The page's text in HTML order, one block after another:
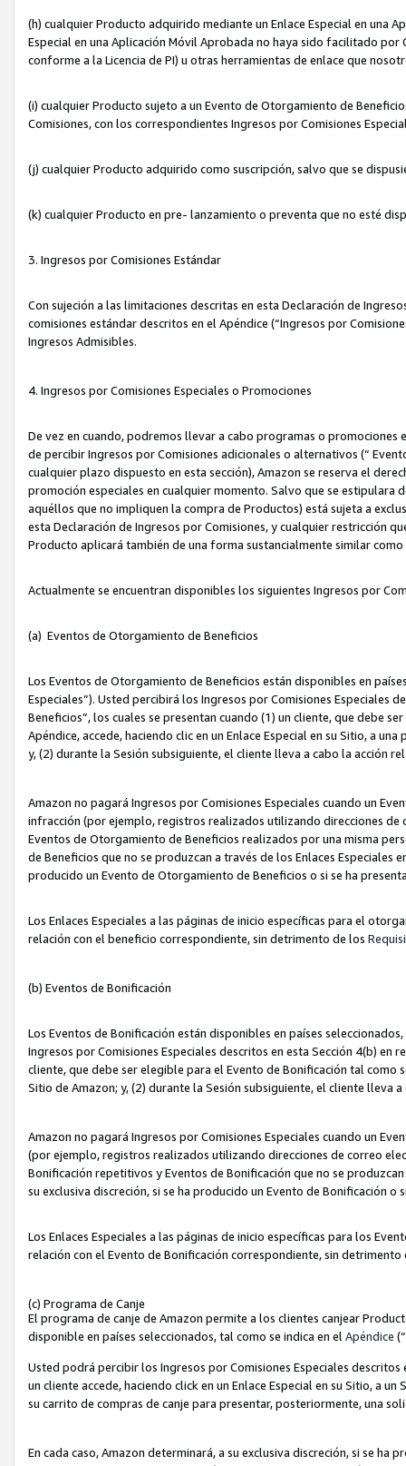
(h) cualquier Producto adquirido mediante un Enlace Especial en una
Especial en una Aplicación Móvil Aprobada no haya sido facilitado
conforme a la Licencia de PI) u otras herramientas de enlace que
(i) cualquier Producto sujeto a un Evento de Otorgamiento de
Comisiones, con los correspondientes Ingresos por Comisiones
(j) cualquier Producto adquirido como suscripción, salvo que se
(k) cualquier Producto en pre- lanzamiento o preventa que no esté
3. Ingresos por Comisiones Estándar
Con sujeción a las limitaciones descritas en esta Declaración de
comisiones estándar descritos en el Apéndice (“Ingresos por
Ingresos Admisibles.
4. Ingresos por Comisiones Especiales o Promociones
De vez en cuando, podremos llevar a cabo programas o
de percibir Ingresos por Comisiones adicionales o alternativos (“
cualquier plazo dispuesto en esta sección), Amazon se reserva el
promoción especiales en cualquier momento. Salvo que se
aquéllos que no impliquen la compra de Productos) está sujeta a
esta Declaración de Ingresos por Comisiones, y cualquier restricción
Producto aplicará también de una forma sustancialmente similar
Actualmente se encuentran disponibles los siguientes Ingresos por
(a) Eventos de Otorgamiento de Beneficios
Los Eventos de Otorgamiento de Beneficios están disponibles en
Especiales”). Usted percibirá los Ingresos por Comisiones Especiales
Beneficios”, los cuales se presentan cuando (1) un cliente, que debe
Apéndice, accede, haciendo clic en un Enlace Especial en su Sitio, a
y, (2) durante la Sesión subsiguiente, el cliente lleva a cabo la acción
Amazon no pagará Ingresos por Comisiones Especiales cuando un
infracción (por ejemplo, registros realizados utilizando direcciones
Eventos de Otorgamiento de Beneficios realizados por una misma
de Beneficios que no se produzcan a través de los Enlaces Especiales
producido un Evento de Otorgamiento de Beneficios o si se ha
Los Enlaces Especiales a las páginas de inicio específicas para el
relación con el beneficio correspondiente, sin detrimento de los
(b) Eventos de Bonificación
Los Eventos de Bonificación están disponibles en países
Ingresos por Comisiones Especiales descritos en esta Sección 4(b) en
cliente, que debe ser elegible para el Evento de Bonificación tal como
Sitio de Amazon; y, (2) durante la Sesión subsiguiente, el cliente lleva
Amazon no pagará Ingresos por Comisiones Especiales cuando un
(por ejemplo, registros realizados utilizando direcciones de correo
Bonificación repetitivos y Eventos de Bonificación que no se
su exclusiva discreción, si se ha producido un Evento de Bonificación
Los Enlaces Especiales a las páginas de inicio específicas para los
relación con el Evento de Bonificación correspondiente, sin
(c) Programa de Canje
El programa de canje de Amazon permite a los clientes canjear
disponible en países seleccionados, tal como se indica en el Apéndice
Usted podrá percibir los Ingresos por Comisiones Especiales
un cliente accede, haciendo click en un Enlace Especial en su Sitio, a
su carrito de compras de canje para presentar, posteriormente, una
En cada caso, Amazon determinará, a su exclusiva discreción, si se